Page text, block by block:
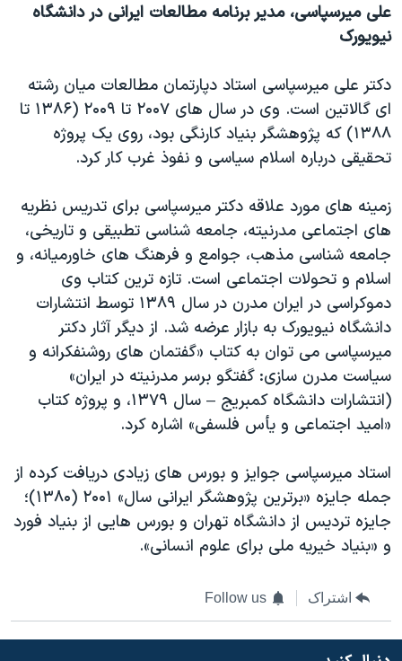
علی میرسپاسی، مدیر برنامه مطالعات ایرانی در دانشگاه
نیویورک
دکتر علی میرسپاسی استاد دپارتمان مطالعات میان رشته
ای گالاتین است. وی در سال های ۲۰۰۷ تا ۲۰۰۹ (۱۳۸۶ تا
۱۳۸۸) که پژوهشگر بنیاد کارنگی بود، روی یک پروژه
تحقیقی درباره اسلام سیاسی و نفوذ غرب کار کرد.
زمینه های مورد علاقه دکتر میرسپاسی برای تدریس نظریه
های اجتماعی مدرنیته، جامعه شناسی تطبیقی و تاریخی،
جامعه شناسی مذهب، جوامع و فرهنگ های خاورمیانه، و
اسلام و تحولات اجتماعی است. تازه ترین کتاب وی
دموکراسی در ایران مدرن در سال ۱۳۸۹ توسط انتشارات
دانشگاه نیویورک به بازار عرضه شد. از دیگر آثار دکتر
میرسپاسی می توان به کتاب «گفتمان های روشنفکرانه و
سیاست مدرن سازی: گفتگو برسر مدرنیته در ایران»
(انتشارات دانشگاه کمبریج – سال ۱۳۷۹، و پروژه کتاب
«امید اجتماعی و یأس فلسفی» اشاره کرد.
استاد میرسپاسی جوایز و بورس های زیادی دریافت کرده از
جمله جایزه «برترین پژوهشگر ایرانی سال» ۲۰۰۱ (۱۳۸۰)؛
جایزه تردیس از دانشگاه تهران و بورس هایی از بنیاد فورد
و «بنیاد خیریه ملی برای علوم انسانی».
اشتراک Follow us